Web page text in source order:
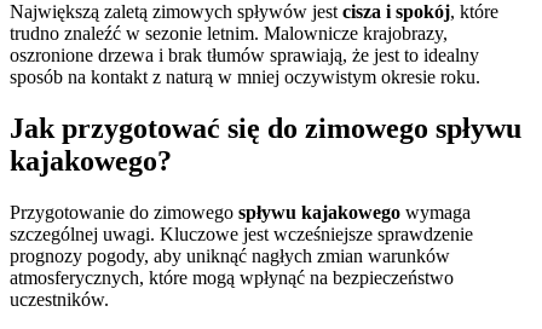
Największą zaletą zimowych spływów jest cisza i spokój, które
trudno znaleźć w sezonie letnim. Malownicze krajobrazy,
oszronione drzewa i brak tłumów sprawiają, że jest to idealny
sposób na kontakt z naturą w mniej oczywistym okresie roku.
Jak przygotować się do zimowego spływu
kajakowego?
Przygotowanie do zimowego spływu kajakowego wymaga
szczególnej uwagi. Kluczowe jest wcześniejsze sprawdzenie
prognozy pogody, aby uniknąć nagłych zmian warunków
atmosferycznych, które mogą wpłynąć na bezpieczeństwo
uczestników.